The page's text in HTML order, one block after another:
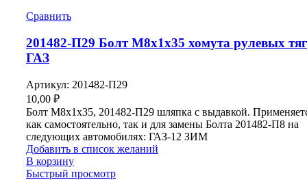
Сравнить
201482-П29 Болт М8х1х35 хомута рулевых тяг
ГАЗ
Артикул: 201482-П29
10,00 ₽
Болт М8х1х35, 201482-П29 шляпка с выдавкой.
как самостоятельно, так и для замены Болта 201482-П8 на
следующих автомобилях: ГАЗ-12 ЗИМ
Добавить в список желаний
В корзину
Быстрый просмотр